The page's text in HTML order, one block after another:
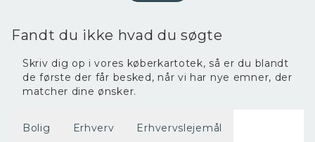
Fandt du ikke hvad du søgte
Skriv dig op i vores køberkartotek, så er du blandt
de første der får besked, når vi har nye emner, der
matcher dine ønsker.
Bolig Erhverv Erhvervslejemål